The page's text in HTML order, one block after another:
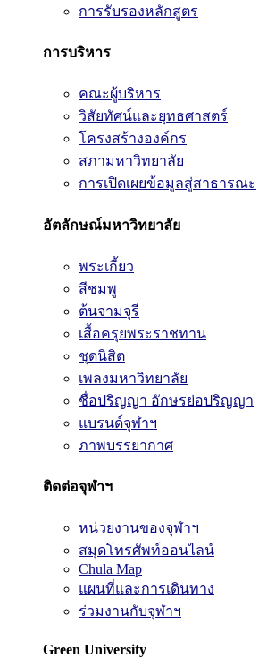
การรับรองหลักสูตร
การบริหาร
คณะผู้บริหาร
วิสัยทัศน์และยุทธศาสตร์
โครงสร้างองค์กร
สภามหาวิทยาลัย
การเปิดเผยข้อมูลสู่สาธารณะ
อัตลักษณ์มหาวิทยาลัย
พระเกี้ยว
สีชมพู
ต้นจามจุรี
เสื้อครุยพระราชทาน
ชุดนิสิต
เพลงมหาวิทยาลัย
ชื่อปริญญา อักษรย่อปริญญา
แบรนด์จุฬาฯ
ภาพบรรยากาศ
ติดต่อจุฬาฯ
หน่วยงานของจุฬาฯ
สมุดโทรศัพท์ออนไลน์
Chula Map
แผนที่และการเดินทาง
ร่วมงานกับจุฬาฯ
Green University